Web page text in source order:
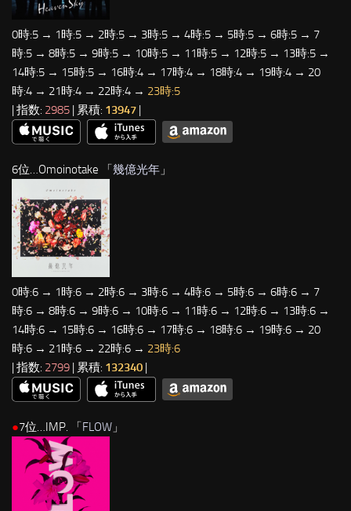
0時:5 → 1時:5 → 2時:5 → 3時:5 → 4時:5 → 5時:5 → 6時:5 → 7
時:5 → 8時:5 → 9時:5 → 10時:5 → 11時:5 → 12時:5 → 13時:5 →
14時:5 → 15時:5 → 16時:4 → 17時:4 → 18時:4 → 19時:4 → 20
時:4 → 21時:4 → 22時:4 → 23時:5
| 指数: 2985 | 累積: 13947 |
6位…Omoinotake 「幾億光年 」
0時:6 → 1時:6 → 2時:6 → 3時:6 → 4時:6 → 5時:6 → 6時:6 → 7
時:6 → 8時:6 → 9時:6 → 10時:6 → 11時:6 → 12時:6 → 13時:6 →
14時:6 → 15時:6 → 16時:6 → 17時:6 → 18時:6 → 19時:6 → 20
時:6 → 21時:6 → 22時:6 → 23時:6
| 指数: 2799 | 累積: 132340 |
●7位…IMP. 「FLOW 」